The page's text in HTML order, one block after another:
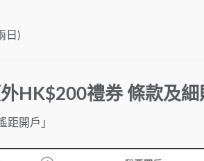
日)
HK$200禮券 條款及細
開戶」